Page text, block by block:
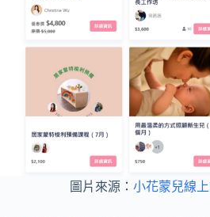
圖片來源： 小花蒙兒線